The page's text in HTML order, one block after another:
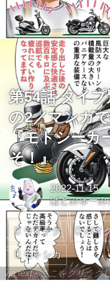
第54話 タイ
の2／マンガ
『モトシーカ
そ！』
2022-11-15
ばどみゅーみ
ライテク バイ
モトシカ